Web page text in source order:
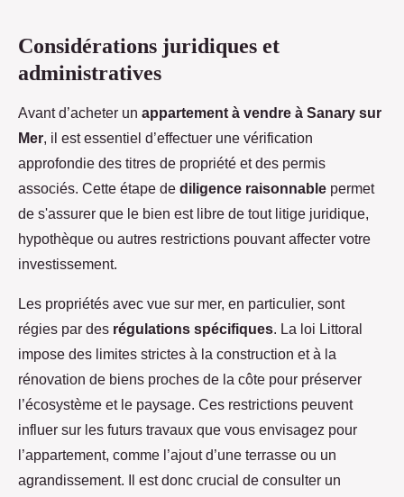
Considérations juridiques et
administratives
Avant d’acheter un appartement à vendre à Sanary sur
Mer, il est essentiel d’effectuer une vérification
approfondie des titres de propriété et des permis
associés. Cette étape de diligence raisonnable permet
de s'assurer que le bien est libre de tout litige juridique,
hypothèque ou autres restrictions pouvant affecter votre
investissement.
Les propriétés avec vue sur mer, en particulier, sont
régies par des régulations spécifiques. La loi Littoral
impose des limites strictes à la construction et à la
rénovation de biens proches de la côte pour préserver
l’écosystème et le paysage. Ces restrictions peuvent
influer sur les futurs travaux que vous envisagez pour
l’appartement, comme l’ajout d’une terrasse ou un
agrandissement. Il est donc crucial de consulter un